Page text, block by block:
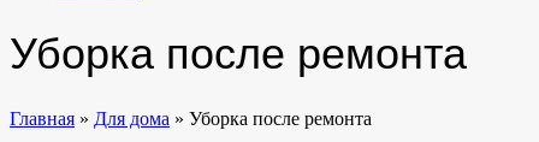
Уборка после ремонта
Главная » Для дома » Уборка после ремонта